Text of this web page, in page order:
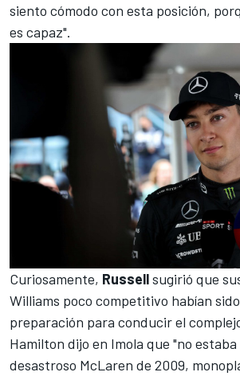
siento cómodo con esta posición,
es capaz".
Curiosamente, Russellsugirió que
Williams poco competitivo habían
preparación para conducir el
Hamilton dijo en Imola que "no estaba
desastroso McLaren de 2009,